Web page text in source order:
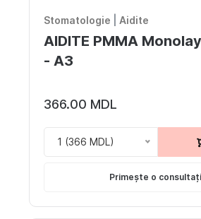
Stomatologie Aidite
AIDITE PMMA
- A3
366.00 MDL
1 (366 MDL)
Primește o